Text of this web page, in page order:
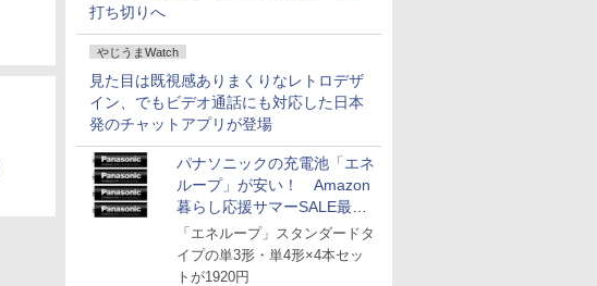
打ち切りへ
やじうまWatch
見た目は既視感ありまくりなレトロデザ
イン、でもビデオ通話にも対応した日本
発のチャットアプリが登場
パナソニックの充電池「エネ
ループ」が安い！ Amazon
暮らし応援サマーSALE最終
日
「エネループ」スタンダードタ
イプの単3形・単4形×4本セッ
トが1920円